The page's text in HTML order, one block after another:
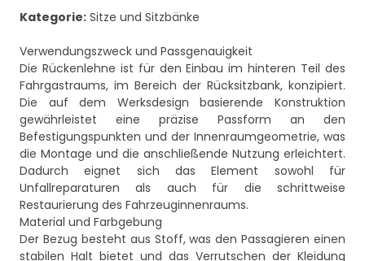
Kategorie: Sitze und Sitzbänke
Verwendungszweck und Passgenauigkeit
Die Rückenlehne ist für den Einbau im hinteren Teil des
Fahrgastraums, im Bereich der Rücksitzbank, konzipiert.
Die auf dem Werksdesign basierende Konstruktion
gewährleistet eine präzise Passform an den
Befestigungspunkten und der Innenraumgeometrie, was
die Montage und die anschließende Nutzung erleichtert.
Dadurch eignet sich das Element sowohl für
Unfallreparaturen als auch für die schrittweise
Restaurierung des Fahrzeuginnenraums.
Material und Farbgebung
Der Bezug besteht aus Stoff, was den Passagieren einen
stabilen Halt bietet und das Verrutschen der Kleidung